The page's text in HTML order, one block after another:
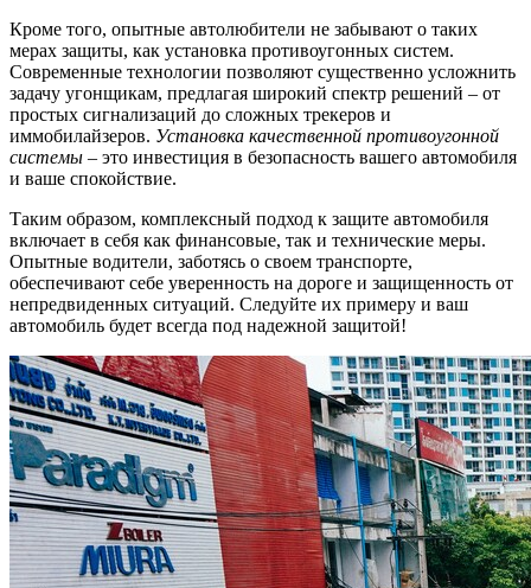
Кроме того, опытные автолюбители не забывают о таких
мерах защиты, как установка противоугонных систем.
Современные технологии позволяют существенно усложнить
задачу угонщикам, предлагая широкий спектр решений – от
простых сигнализаций до сложных трекеров и
иммобилайзеров. Установка качественной противоугонной
системы – это инвестиция в безопасность вашего автомобиля
и ваше спокойствие.
Таким образом, комплексный подход к защите автомобиля
включает в себя как финансовые, так и технические меры.
Опытные водители, заботясь о своем транспорте,
обеспечивают себе уверенность на дороге и защищенность от
непредвиденных ситуаций. Следуйте их примеру и ваш
автомобиль будет всегда под надежной защитой!